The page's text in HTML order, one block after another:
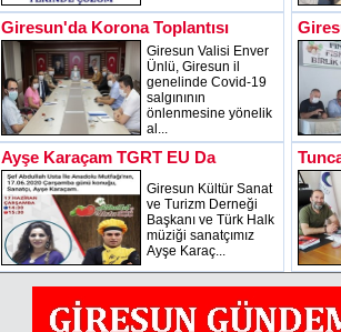
Giresun'da Korona Toplantısı
Giresun Valisi Enver
Ünlü, Giresun il
genelinde Covid-19
salgınının
önlenmesine yönelik
al...
Ayşe Karaçam TGRT EU Da
Giresun Kültür Sanat
ve Turizm Derneği
Başkanı ve Türk Halk
müziği sanatçımız
Ayşe Karaç...